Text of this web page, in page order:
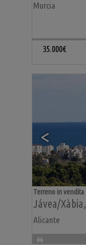
Murcia
35.000€
<
Jávea/Xàbia,
Alicante
Terreno in vendita